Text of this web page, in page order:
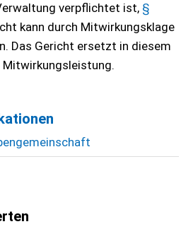
verpflichtet ist, §
kann durch Mitwirkungsklage
Das Gericht ersetzt in diesem